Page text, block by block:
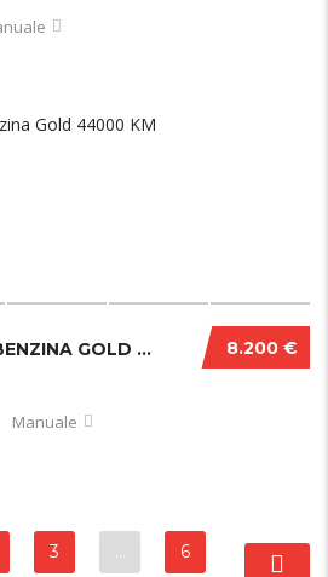
8.200 €
LANCIA YPSILON 1.2 BENZINA GOLD 44000 KM
Manuale
3 … 6